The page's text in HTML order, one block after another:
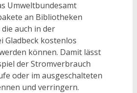
Umweltbundesamt
an Bibliotheken
auch in der
Gladbeck kostenlos
können. Damit lässt
der Stromverbrauch
oder im ausgeschalteten
und verringern.